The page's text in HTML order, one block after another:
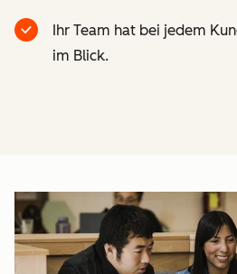
Ihr Team hat bei jedem
im Blick.